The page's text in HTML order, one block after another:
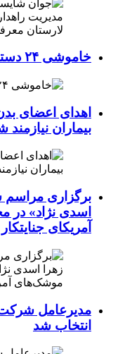
خاموشی ۲۴ دستگاه ماینر فاقد مجوز در لامرد
اهدای اعضای
بیماران نیازمند
برگزاری مراسم
اسدی نژاد»
آمریکای
مدیرعامل
انتخاب شد